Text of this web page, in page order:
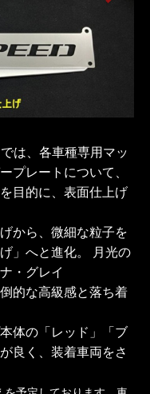
は、各車種専用マッ
プレートについて、
目的に、表面仕上げ
から、微細な粒子を
」へと進化。 月光の
・グレイ
的な高級感と落ち着
体の「レッド」「ブ
良く、装着車両をさ